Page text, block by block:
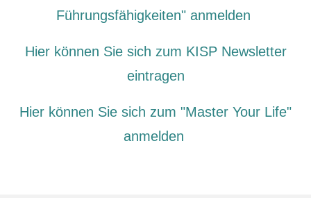
Führungsfähigkeiten" anmelden
Hier können Sie sich zum KISP Newsletter
eintragen
Hier können Sie sich zum "Master Your Life"
anmelden